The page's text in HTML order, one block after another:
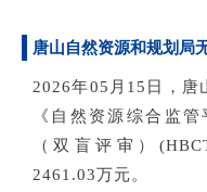
唐山自然资源和规划局
2026年05月15日，唐
《自然资源综合监
（双盲评审）
2461.03万元。